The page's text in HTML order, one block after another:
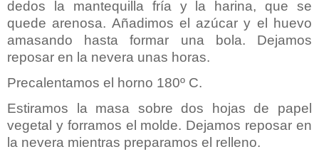
dedos la mantequilla fría y la harina, que se
quede arenosa. Añadimos el azúcar y el huevo
amasando hasta formar una bola. Dejamos
reposar en la nevera unas horas.
Precalentamos el horno 180º C.
Estiramos la masa sobre dos hojas de papel
vegetal y forramos el molde. Dejamos reposar en
la nevera mientras preparamos el relleno.